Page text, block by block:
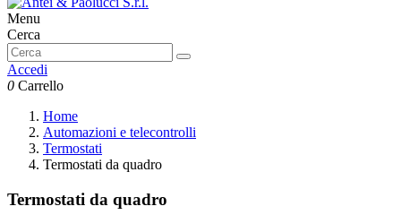
Menu
Cerca
Accedi
0 Carrello
Home
Automazioni e telecontrolli
Termostati
Termostati da quadro
Termostati da quadro